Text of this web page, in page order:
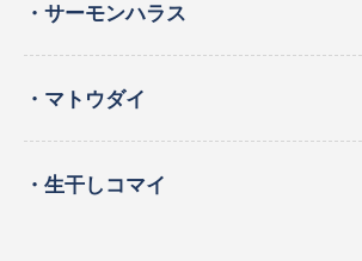
・サーモンハラス
・マトウダイ
・生干しコマイ